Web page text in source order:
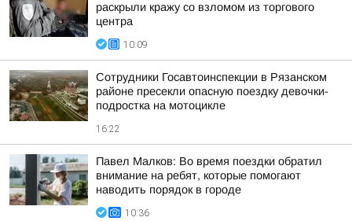
раскрыли кражу со взломом из торгового
центра
10:09
Сотрудники Госавтоинспекции в Рязанском
районе пресекли опасную поездку девочки-
подростка на мотоцикле
16:22
Павел Малков: Во время поездки обратил
внимание на ребят, которые помогают
наводить порядок в городе
10:36